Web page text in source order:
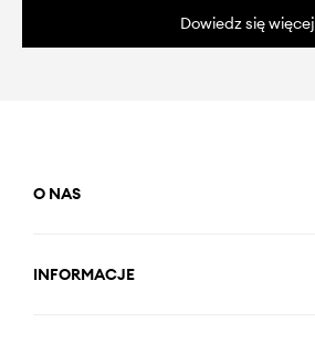
Dowiedz się więcej
O NAS
INFORMACJE